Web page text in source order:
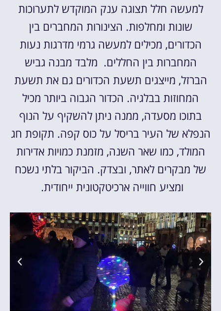
למעשה חלל תצוגה ענק המוקדש לתערוכות
שונות ומחלפות. הצינורות המחברים בין
הכדורים, מכילים למעשה גרמי מדרגות נעות
המחברות בין החללים. מלבד מבנה גביש
הברזל, מייצגים תשעת הכדורים גם את תשעת
המחוזות בבלגיה. הכדור הגבוה ביותר מכיל
בתוכו מסעדה, ממנה ניתן להשקיף על הנוף
הנפלא של העיר בריסל על כוס קפה. תקופת חג
המולד, כמו שאר השנה, מזמנת כמויות אדירות
של מבקרים לאתר, ובצדק. הביקור בלתי נשכח
ומציע חווייה ארכיטקטונית ייחודית.